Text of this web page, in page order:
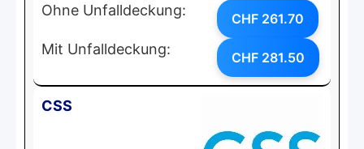
Ohne Unfalldeckung: CHF 261.70
Mit Unfalldeckung: CHF 281.50
CSS